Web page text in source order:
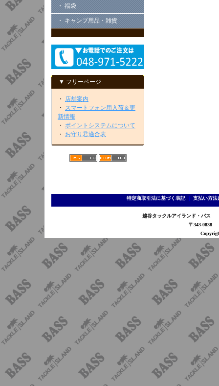
・ 福袋
・ キャンプ用品・雑貨
▼ フリーページ
・ 店舗案内
・ スマートフォン用入荷＆更
新情報
・ ポイントシステムについて
・ お守り君適合表
特定商取引法に基づく表記｜ 支払い方法
越谷タックルアイランド・バ
〒343-0838